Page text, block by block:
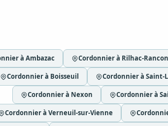
à Ambazac Cordonnier à Rilhac-Rancon
Cordonnier à Boisseuil Cordonnier à Saint-
Cordonnier à Nexon Cordonnier à
Cordonnier à Verneuil-sur-Vienne